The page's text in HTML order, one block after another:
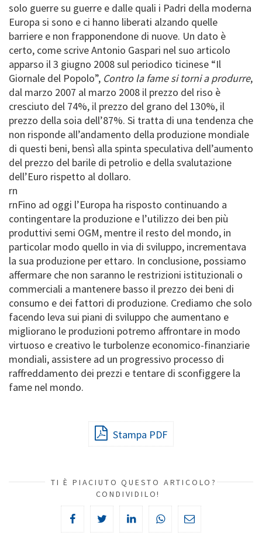
solo guerre su guerre e dalle quali i Padri della moderna
Europa si sono e ci hanno liberati alzando quelle
barriere e non frapponendone di nuove. Un dato è
certo, come scrive Antonio Gaspari nel suo articolo
apparso il 3 giugno 2008 sul periodico ticinese “Il
Giornale del Popolo”, Contro la fame si torni a produrre,
dal marzo 2007 al marzo 2008 il prezzo del riso è
cresciuto del 74%, il prezzo del grano del 130%, il
prezzo della soia dell’87%. Si tratta di una tendenza che
non risponde all’andamento della produzione mondiale
di questi beni, bensì alla spinta speculativa dell’aumento
del prezzo del barile di petrolio e della svalutazione
dell’Euro rispetto al dollaro.
rn
rnFino ad oggi l’Europa ha risposto continuando a
contingentare la produzione e l’utilizzo dei ben più
produttivi semi OGM, mentre il resto del mondo, in
particolar modo quello in via di sviluppo, incrementava
la sua produzione per ettaro. In conclusione, possiamo
affermare che non saranno le restrizioni istituzionali o
commerciali a mantenere basso il prezzo dei beni di
consumo e dei fattori di produzione. Crediamo che solo
facendo leva sui piani di sviluppo che aumentano e
migliorano le produzioni potremo affrontare in modo
virtuoso e creativo le turbolenze economico-finanziarie
mondiali, assistere ad un progressivo processo di
raffreddamento dei prezzi e tentare di sconfiggere la
fame nel mondo.
Stampa PDF
TI È PIACIUTO QUESTO ARTICOLO?
CONDIVIDILO!